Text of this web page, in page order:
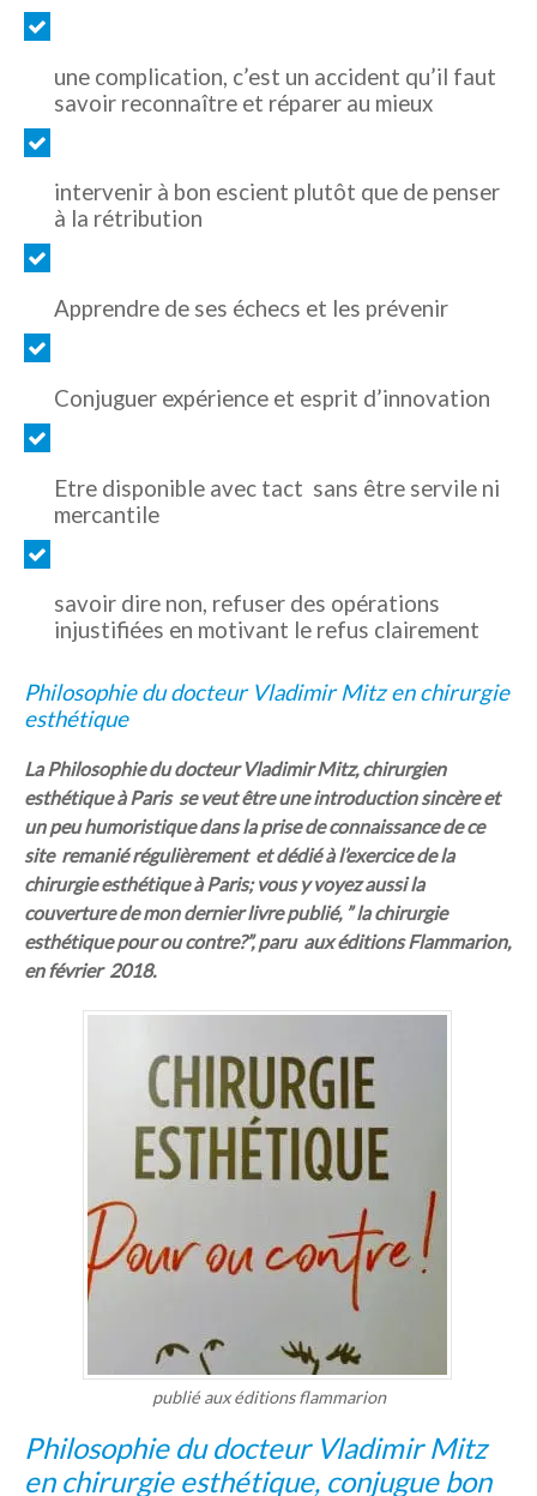
une complication, c’est un accident qu’il faut
savoir reconnaître et réparer au mieux
intervenir à bon escient plutôt que de penser
à la rétribution
Apprendre de ses échecs et les prévenir
Conjuguer expérience et esprit d’innovation
Etre disponible avec tact sans être servile ni
mercantile
savoir dire non, refuser des opérations
injustifiées en motivant le refus clairement
Philosophie du docteur Vladimir Mitz en chirurgie
esthétique
La Philosophie du docteur Vladimir Mitz, chirurgien
esthétique à Paris se veut être une introduction sincère et
un peu humoristique dans la prise de connaissance de ce
site remanié régulièrement et dédié à l’exercice de la
chirurgie esthétique à Paris; vous y voyez aussi la
couverture de mon dernier livre publié, ” la chirurgie
esthétique pour ou contre?”, paru aux éditions Flammarion,
en février 2018.
publié aux éditions flammarion
Philosophie du docteur Vladimir Mitz
en chirurgie esthétique, conjugue bon